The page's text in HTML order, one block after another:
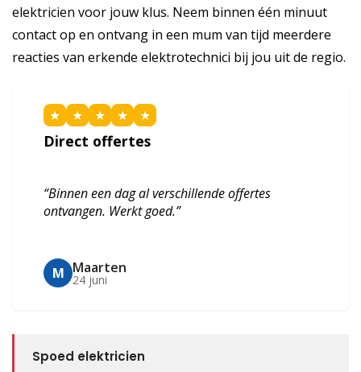
elektricien voor jouw klus. Neem binnen één minuut
contact op en ontvang in een mum van tijd meerdere
reacties van erkende elektrotechnici bij jou uit de regio.
★ ★ ★ ★ ★
Direct offertes
“Binnen een dag al verschillende offertes
ontvangen. Werkt goed.”
M Maarten
24 juni
Spoed elektricien